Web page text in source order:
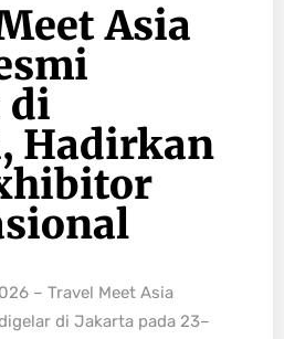
Asia
di
Hadirkan
– Travel Meet Asia
di Jakarta pada 23–